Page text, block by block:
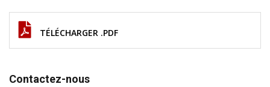
TÉLÉCHARGER .PDF
Contactez-nous